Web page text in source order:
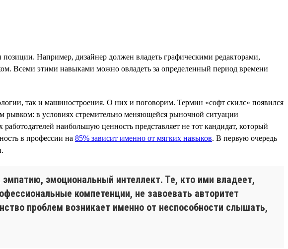
Например, дизайнер должен владеть графическими редакторами,
Всеми этими навыками можно овладеть за определенный период времени
так и машиностроения. О них и поговорим. Термин «софт скилс» появился
рывком: в условиях стремительно меняющейся рыночной ситуации
наибольшую ценность представляет не тот кандидат, который
в профессии на 85% зависит именно от мягких навыков. В первую очередь
эмоциональный интеллект. Те, кто ими владеет,
компетенции, не завоевать авторитет
проблем возникает именно от неспособности слышать,